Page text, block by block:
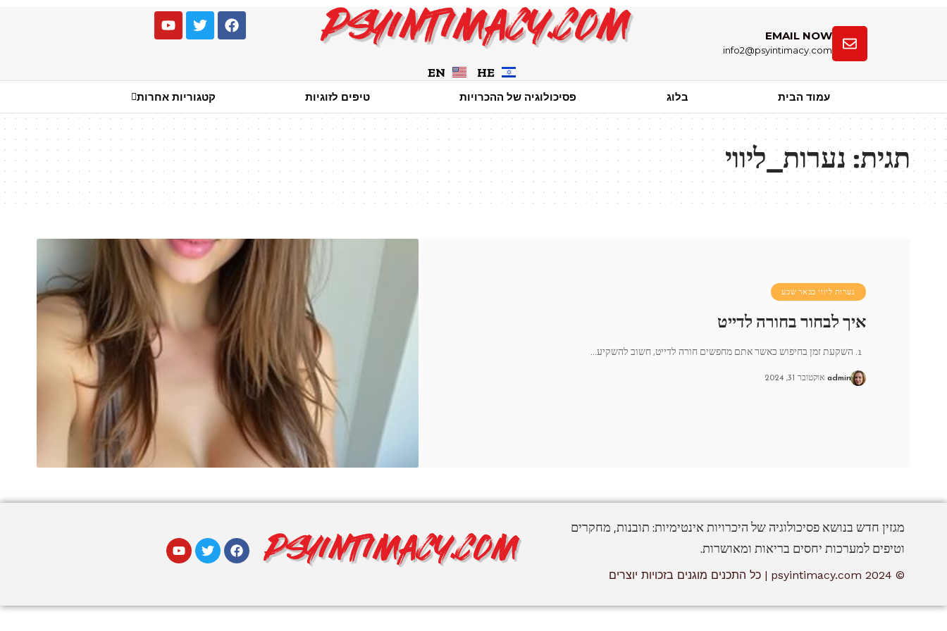
EMAIL NOW
info2@psyintimacy.com
HE
EN
עמוד הבית בלוג פסיכולוגיה של ההכרויות טיפים לזוגיות קטגוריות אחרות
תגית:נערות_ליווי
נערות ליווי בבאר שבע
איך לבחור בחורה לדייט
1. השקעת זמן בחיפוש כאשר אתם מחפשים חורה לדייט, חשוב להשקיע …
admin אוקטובר 31, 2024
מגזין חדש בנושא פסיכולוגיה של היכרויות אינטימיות: תובנות, מחקרים
וטיפים למערכות יחסים בריאות ומאושרות.
© 2024 psyintimacy.com | כל התכנים מוגנים בזכויות יוצרים